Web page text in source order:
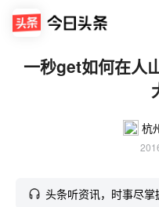
一秒get如何在人
杭
头条听资讯，时事尽掌